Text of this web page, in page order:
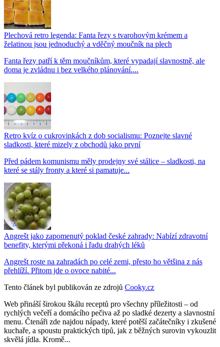
Plechová retro legenda: Fanta řezy s tvarohovým krémem a
želatinou jsou jednoduchý a vděčný moučník na plech
Fanta řezy patří k těm moučníkům, které vypadají slavnostně, ale
doma je zvládnu i bez velkého plánování....
Retro kvíz o cukrovinkách z dob socialismu: Poznejte slavné
sladkosti, které mizely z obchodů jako první
Před pádem komunismu měly prodejny své stálice – sladkosti, na
které se stály fronty a které si pamatuje...
Angrešt jako zapomenutý poklad české zahrady: Nabízí zdravotní
benefity, kterými překoná i řadu drahých léků
Angrešt roste na zahradách po celé zemi, přesto ho většina z nás
přehlíží. Přitom jde o ovoce nabité...
Tento článek byl publikován ze zdrojů Cooky.cz
Web přináší širokou škálu receptů pro všechny příležitosti – od
rychlých večeří a domácího pečiva až po sladké dezerty a slavnostní
menu. Čtenáři zde najdou nápady, které potěší začátečníky i zkušené
kuchaře, a spoustu praktických tipů, jak z běžných surovin vykouzlit
skvělá jídla. Kromě...